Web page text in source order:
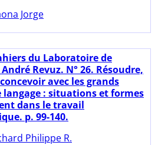
Jorge
du Laboratoire de
Revuz. N° 26. Résoudre,
avec les grands
langage : situations et formes
dans le travail
p. 99-140.
Philippe R.